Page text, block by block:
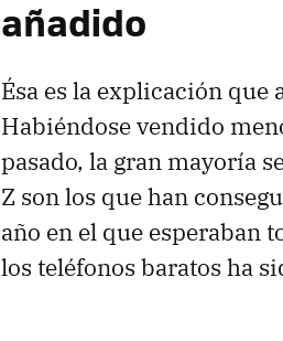
añadido
Ésa es la explicación
Habiéndose vendido
pasado, la gran mayoría
Z son los que han
año en el que esperaban
los teléfonos baratos ha